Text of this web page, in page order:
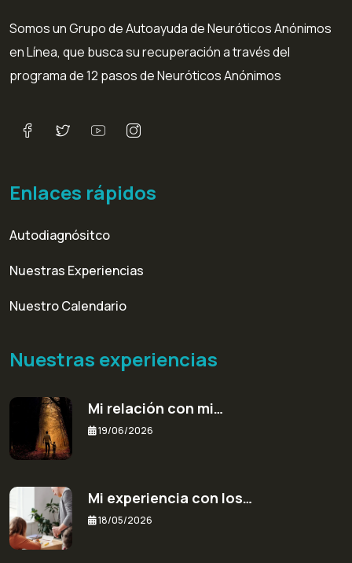
Somos un Grupo de Autoayuda de Neuróticos Anónimos
en Línea, que busca su recuperación a través del
programa de 12 pasos de Neuróticos Anónimos
Enlaces rápidos
Autodiagnósitco
Nuestras Experiencias
Nuestro Calendario
Nuestras experiencias
Mi relación con mi…
19/06/2026
Mi experiencia con los…
18/05/2026